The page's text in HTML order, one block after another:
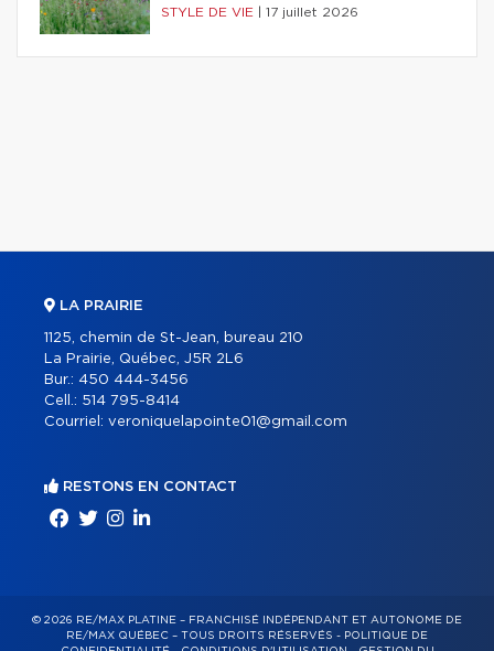
STYLE DE VIE 17 juillet 2026
LA PRAIRIE
1125, chemin de St-Jean, bureau 210
La Prairie, Québec, J5R 2L6
Bur.: 450 444-3456
Cell.: 514 795-8414
Courriel: veroniquelapointe01@gmail.com
RESTONS EN CONTACT
© 2026 RE/MAX PLATINE – FRANCHISÉ INDÉPENDANT ET AUTONOME DE
RE/MAX QUÉBEC – TOUS DROITS RÉSERVÉS - POLITIQUE DE